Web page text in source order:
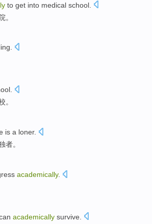
to get into medical school
。
.
。
is a loner.
者。
academically.
academically survive